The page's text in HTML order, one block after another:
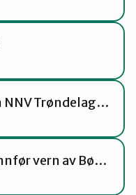
Innstilling Valgkom NNV Trøndelag 2025.docx
Forslag utalelse – Innfør vern av Børgin